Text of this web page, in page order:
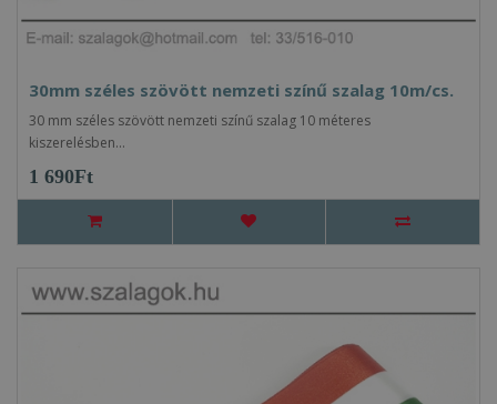
30mm széles szövött nemzeti színű szalag 10m/cs.
30 mm széles szövött nemzeti színű szalag 10 méteres
kiszerelésben...
1 690Ft